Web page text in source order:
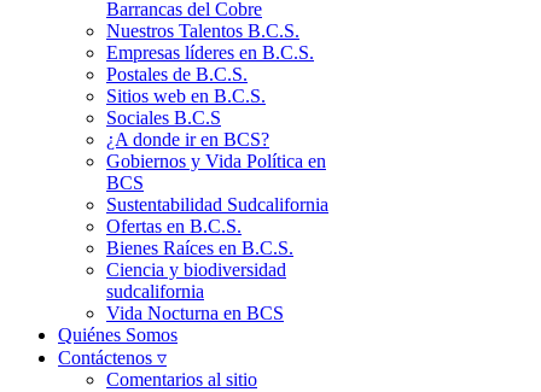
Barrancas del Cobre
Nuestros Talentos B.C.S.
Empresas líderes en B.C.S.
Postales de B.C.S.
Sitios web en B.C.S.
Sociales B.C.S
¿A donde ir en BCS?
Gobiernos y Vida Política en
BCS
Sustentabilidad Sudcalifornia
Ofertas en B.C.S.
Bienes Raíces en B.C.S.
Ciencia y biodiversidad
sudcalifornia
Vida Nocturna en BCS
Quiénes Somos
Contáctenos ▿
Comentarios al sitio